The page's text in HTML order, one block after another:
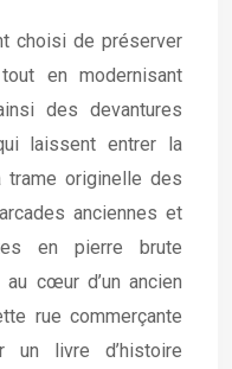
choisi de préserver
en modernisant
des devantures
laissent entrer la
trame originelle des
anciennes et
en pierre brute
cœur d’un ancien
rue commerçante
livre d’histoire